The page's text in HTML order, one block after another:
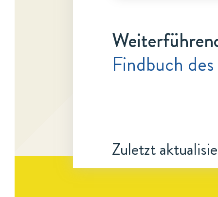
Findbuch
Zuletzt